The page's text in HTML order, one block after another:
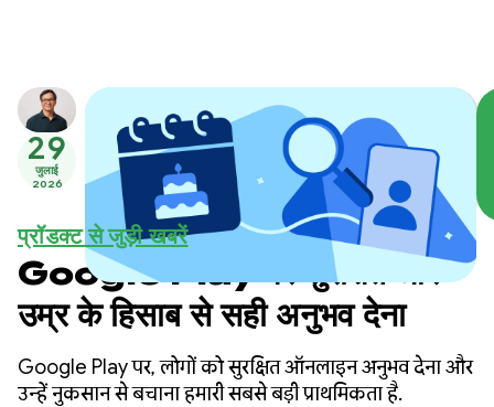
29
जुलाई
2026
प्रॉडक्ट से जुड़ी खबरें
Google Play पर सुरक्षित और
उम्र के हिसाब से सही अनुभव देना
Google Play पर, लोगों को सुरक्षित ऑनलाइन अनुभव देना और
उन्हें नुकसान से बचाना हमारी सबसे बड़ी प्राथमिकता है.